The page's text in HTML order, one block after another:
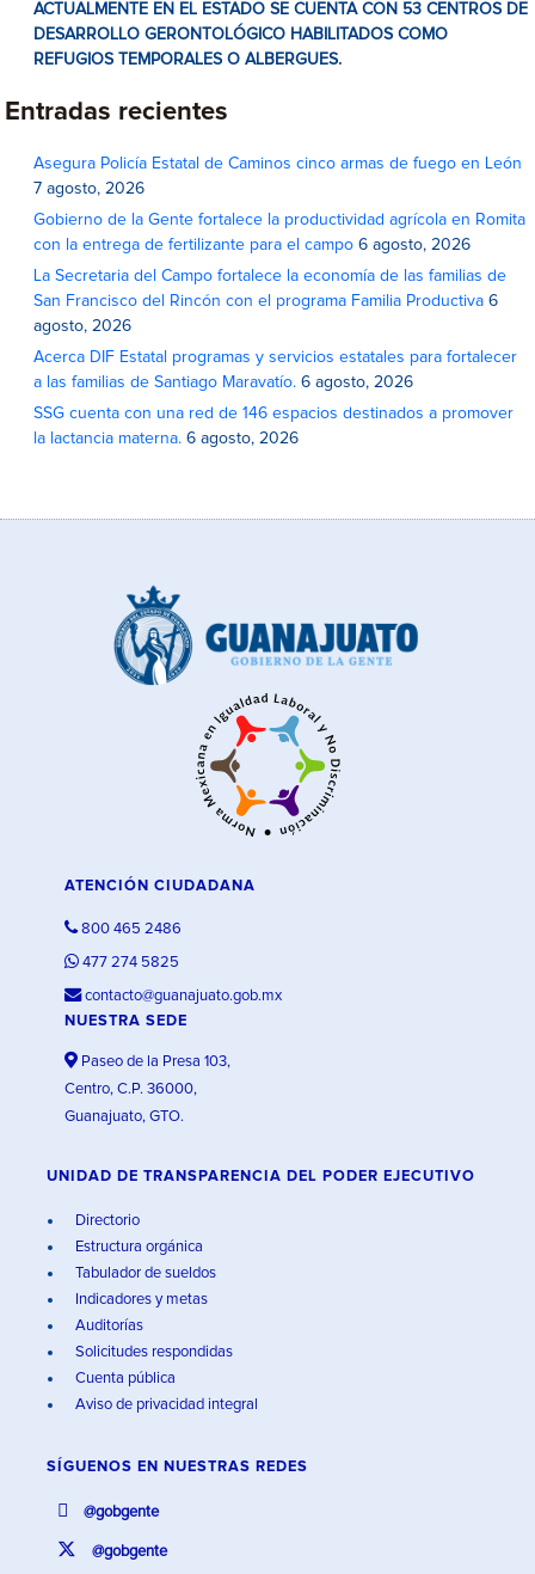
ACTUALMENTE EN EL ESTADO SE CUENTA CON 53 CENTROS DE
DESARROLLO GERONTOLÓGICO HABILITADOS COMO
REFUGIOS TEMPORALES O ALBERGUES.
Entradas recientes
Asegura Policía Estatal de Caminos cinco armas de fuego en León
7 agosto, 2026
Gobierno de la Gente fortalece la productividad agrícola en Romita
con la entrega de fertilizante para el campo 6 agosto, 2026
La Secretaria del Campo fortalece la economía de las familias de
San Francisco del Rincón con el programa Familia Productiva 6
agosto, 2026
Acerca DIF Estatal programas y servicios estatales para fortalecer
a las familias de Santiago Maravatío. 6 agosto, 2026
SSG cuenta con una red de 146 espacios destinados a promover
la lactancia materna. 6 agosto, 2026
ATENCIÓN CIUDADANA
800 465 2486
477 274 5825
contacto@guanajuato.gob.mx
NUESTRA SEDE
Paseo de la Presa 103,
Centro, C.P. 36000,
Guanajuato, GTO.
UNIDAD DE TRANSPARENCIA DEL PODER EJECUTIVO
Directorio
Estructura orgánica
Tabulador de sueldos
Indicadores y metas
Auditorías
Solicitudes respondidas
Cuenta pública
Aviso de privacidad integral
SÍGUENOS EN NUESTRAS REDES
@gobgente
@gobgente